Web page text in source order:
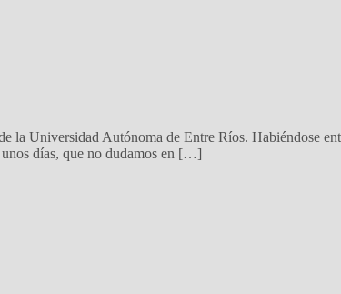
Universidad Autónoma de Entre Ríos. Habiéndose
unos días, que no dudamos en […]